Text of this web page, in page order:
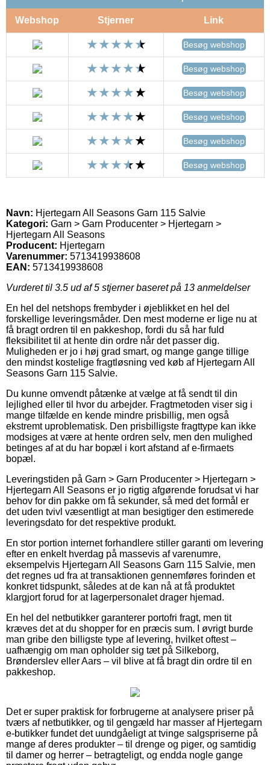
Webshop Stjerner Link
Besøg webshop
Besøg webshop
Besøg webshop
Besøg webshop
Besøg webshop
Besøg webshop
Navn: Hjertegarn All Seasons Garn 115 Salvie
Kategori: Garn > Garn Producenter > Hjertegarn >
Hjertegarn All Seasons
Producent: Hjertegarn
Varenummer: 5713419938608
EAN: 5713419938608
Vurderet til 3.5 ud af 5 stjerner baseret på 13 anmeldelser
En hel del netshops frembyder i øjeblikket en hel del
forskellige leveringsmåder. Den mest moderne er lige nu at
få bragt ordren til en pakkeshop, fordi du så har fuld
fleksibilitet til at hente din ordre når det passer dig.
Muligheden er jo i høj grad smart, og mange gange tillige
den mindst kostelige fragtløsning ved køb af Hjertegarn All
Seasons Garn 115 Salvie.
Du kunne omvendt påtænke at vælge at få sendt til din
lejlighed eller til hvor du arbejder. Fragtmetoden viser sig i
mange tilfælde en kende mindre prisbillig, men også
ekstremt uproblematisk. Den prisbilligste fragttype kan ikke
modsiges at være at hente ordren selv, men den mulighed
betinges af at du har bopæl i kort afstand af e-firmaets
bopæl.
Leveringstiden på Garn > Garn Producenter > Hjertegarn >
Hjertegarn All Seasons er jo rigtig afgørende forudsat vi har
behov for din pakke om få sekunder, så med det formål er
det uden tvivl væsentligt at man besigtiger den estimerede
leveringsdato for det respektive produkt.
En stor portion internet forhandlere stiller garanti om levering
efter en enkelt hverdag på massevis af varenumre,
eksempelvis Hjertegarn All Seasons Garn 115 Salvie, men
det regnes ud fra at transaktionen gennemføres forinden et
konkret tidspunkt, således at de kan nå at få produktet
klargjort forud for at lagerpersonalet drager hjemad.
En hel del netbutikker garanterer portofri fragt, men tit
kræves det at du shopper for en præcis sum. I øvrigt burde
man gribe den billigste type af levering, hvilket oftest –
uafhængig om man opholder sig tæt på Silkeborg,
Brønderslev eller Aars – vil blive at få bragt din ordre til en
pakkeshop.
Det er super praktisk for forbrugerne at analysere priser på
tværs af netbutikker, og til gengæld har masser af Hjertegarn
e-butikker fundet det uundgåeligt at tvinge salgspriserne på
mange af deres produkter – til drenge og piger, og samtidig
til damer og herrer – betragteligt, og endda nogle gange